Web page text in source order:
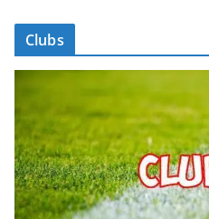
Clubs